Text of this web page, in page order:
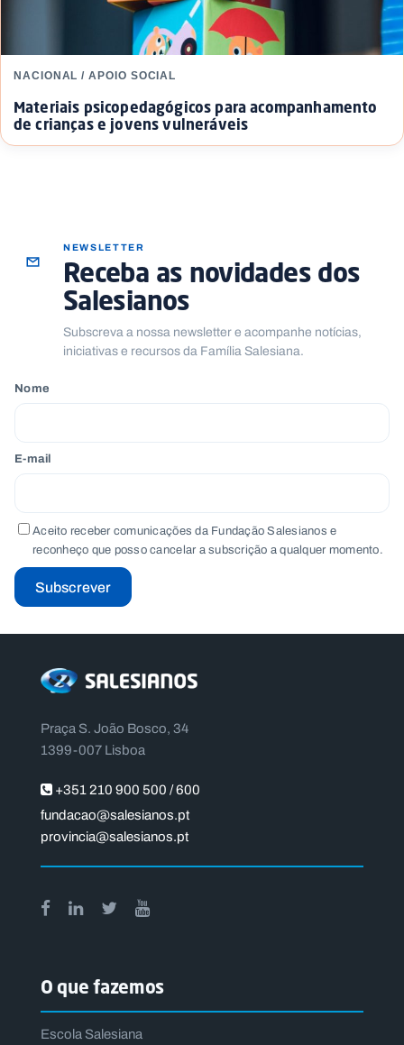
NACIONAL / APOIO SOCIAL
Materiais psicopedagógicos para acompanhamento
de crianças e jovens vulneráveis
NEWSLETTER
Receba as novidades dos
Salesianos
Subscreva a nossa newsletter e acompanhe notícias,
iniciativas e recursos da Família Salesiana.
Nome
E-mail
Aceito receber comunicações da Fundação Salesianos e
reconheço que posso cancelar a subscrição a qualquer momento.
Subscrever
Praça S. João Bosco, 34
1399-007 Lisboa
+351 210 900 500 / 600
fundacao@salesianos.pt
provincia@salesianos.pt
O que fazemos
Escola Salesiana